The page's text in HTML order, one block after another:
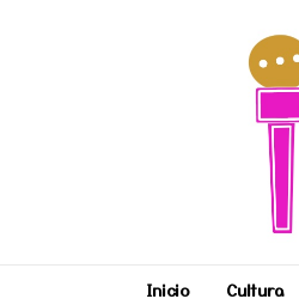
Inicio Cultura